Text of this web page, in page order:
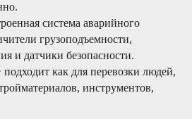
система аварийного
грузоподъемности,
и датчики безопасности.
как для перевозки людей,
инструментов,
выехать в
проведения